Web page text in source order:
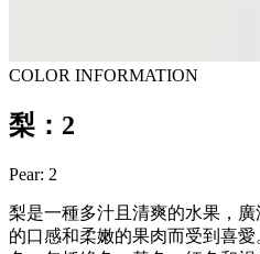
COLOR INFORMATION
梨：2
Pear: 2
梨是一種多汁且清爽的水果，
的口感和柔嫩的果肉而受到喜